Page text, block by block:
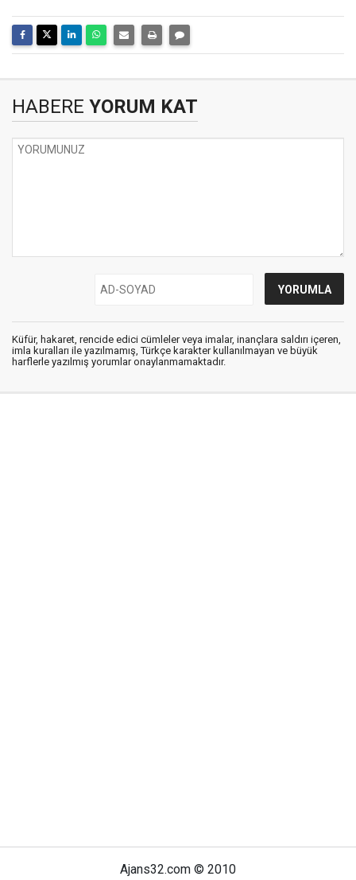
HABERE YORUM KAT
Küfür, hakaret, rencide edici cümleler veya imalar, inançlara saldırı içeren,
imla kuralları ile yazılmamış, Türkçe karakter kullanılmayan ve büyük
harflerle yazılmış yorumlar onaylanmamaktadır.
Ajans32.com © 2010